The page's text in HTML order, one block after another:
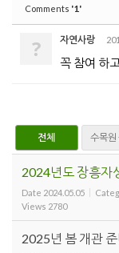
Comments '1'
? 자연사랑
꼭 참여 하
전체 수목원
2024년도 장흥자
Date 2024.05.05
Views 2780
2025년 봄 개관